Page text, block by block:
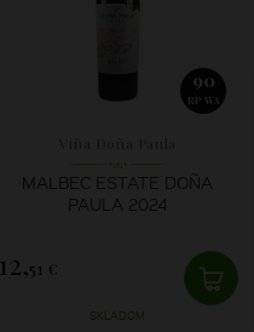
90
RP WA
MALBEC ESTATE DOÑA
PAULA 2024
12,51 €
SKLADOM